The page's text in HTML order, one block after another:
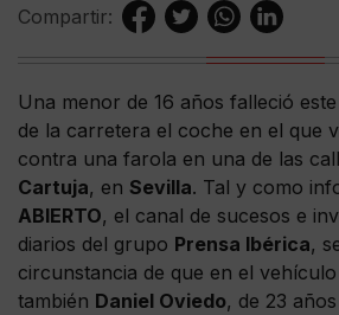
Compartir:
Una menor de 16 años falleció
de la carretera el coche en el que
contra una farola en una de las
Cartuja, en Sevilla. Tal y como
ABIERTO, el canal de sucesos e
diarios del grupo Prensa Ibérica,
circunstancia de que en el
también Daniel Oviedo, de 23